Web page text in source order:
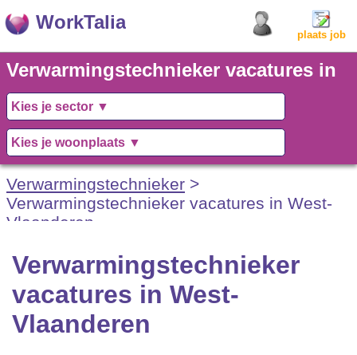
WorkTalia
plaats job
Verwarmingstechnieker vacatures in
West-Vlaanderen
Verwarmingstechnieker >
Verwarmingstechnieker vacatures in West-
Vlaanderen
Verwarmingstechnieker
vacatures in West-
Vlaanderen